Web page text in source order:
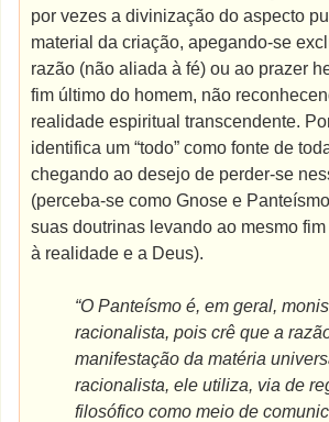
por vezes a divinização do aspecto
material da criação, apegando-se
razão (não aliada à fé) ou ao prazer
fim último do homem, não
realidade espiritual transcendente.
identifica um “todo” como fonte de
chegando ao desejo de perder-se
(perceba-se como Gnose e
suas doutrinas levando ao mesmo
à realidade e a Deus).
“O Panteísmo é, em geral,
racionalista, pois crê que a
manifestação da matéria
racionalista, ele utiliza, via de
filosófico como meio de